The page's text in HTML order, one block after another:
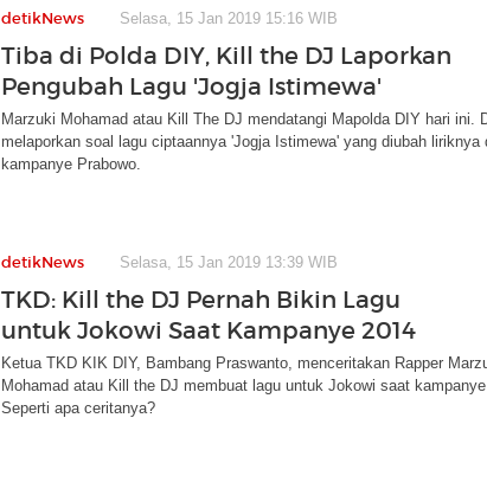
detikNews Selasa, 15 Jan 2019 15:16 WIB
Tiba di Polda DIY, Kill the DJ Laporkan
Pengubah Lagu 'Jogja Istimewa'
Marzuki Mohamad atau Kill The DJ mendatangi Mapolda DIY hari ini.
melaporkan soal lagu ciptaannya 'Jogja Istimewa' yang diubah liriknya
kampanye Prabowo.
detikNews Selasa, 15 Jan 2019 13:39 WIB
TKD: Kill the DJ Pernah Bikin Lagu
untuk Jokowi Saat Kampanye 2014
Ketua TKD KIK DIY, Bambang Praswanto, menceritakan Rapper
Mohamad atau Kill the DJ membuat lagu untuk Jokowi saat
Seperti apa ceritanya?